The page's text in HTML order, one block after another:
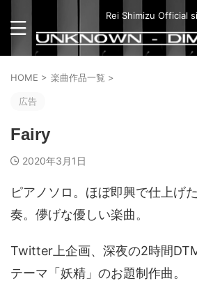
Rei Shimizu Official
HOME > 楽曲作品一覧 >
広告
Fairy
2020年3月1日
ピアノソロ。ほぼ即興で仕上げ
奏。儚げな優しい楽曲。
Twitter上企画、深夜の2時間
テーマ「妖精」のお題制作曲。